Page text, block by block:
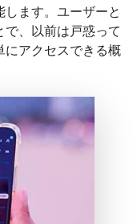
ます。ユーザーと
、以前は戸惑って
にアクセスできる概